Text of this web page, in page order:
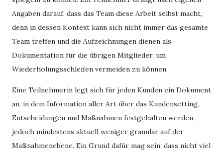
Angaben darauf, dass das Team diese Arbeit selbst macht,
denn in dessen Kontext kann sich nicht immer das gesamte
Team treffen und die Aufzeichnungen dienen als
Dokumentation für die übrigen Mitglieder, um
Wiederholungsschleifen vermeiden zu können.
Eine Teilnehmerin legt sich für jeden Kunden ein Dokument
an, in dem Information aller Art über das Kundensetting,
Entscheidungen und Maßnahmen festgehalten werden,
jedoch mindestens aktuell weniger granular auf der
Maßnahmenebene. Ein Grund dafür mag sein, dass nicht viel